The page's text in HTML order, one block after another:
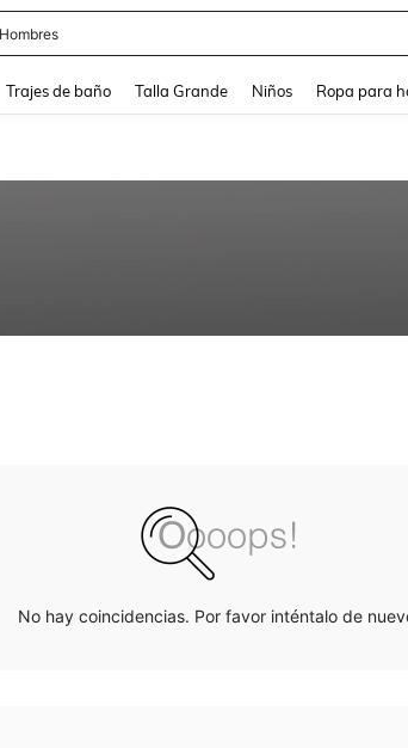
Trajes de baño Talla Grande Niños Ropa para
No hay coincidencias. Por favor inténtalo de